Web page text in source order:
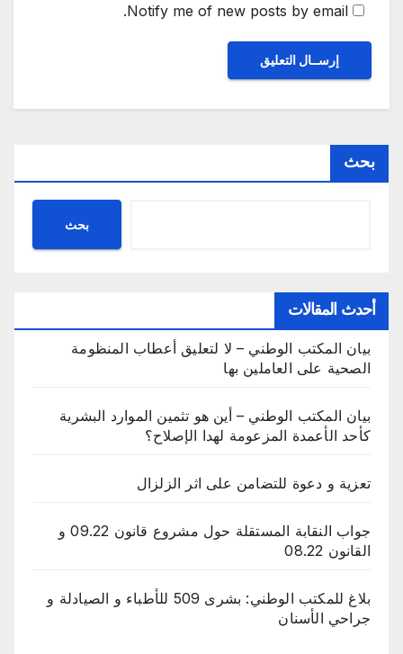
Notify me of new posts by email.
بحث
بحث
أحدث المقالات
بيان المكتب الوطني – لا لتعليق أعطاب المنظومة
الصحية على العاملين بها
بيان المكتب الوطني – أين هو تثمين الموارد البشرية
كأحد الأعمدة المزعومة لهدا الإصلاح؟
تعزية و دعوة للتضامن على اثر الزلزال
جواب النقابة المستقلة حول مشروع قانون 09.22 و
القانون 08.22
بلاغ للمكتب الوطني: بشرى 509 للأطباء و الصيادلة و
جراحي الأسنان